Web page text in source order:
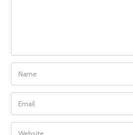
NAME
EMAIL
WEBSITE